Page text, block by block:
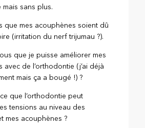
mais sans plus.
que mes acouphènes soient dû
(irritation du nerf trijumau ?).
que je puisse améliorer mes
avec de l’orthodontie (j’ai déjà
mais ça a bougé !) ?
que l’orthodontie peut
tensions au niveau des
mes acouphènes ?